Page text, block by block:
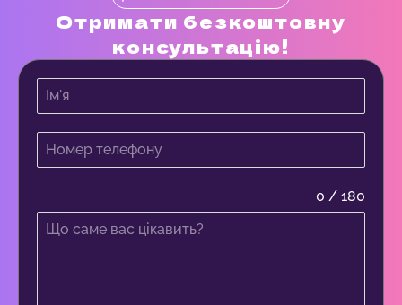
Отримати безкоштовну
консультацію!
0 / 180